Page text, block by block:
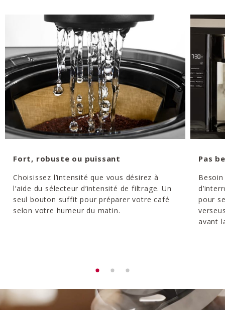
Fort, robuste ou puissant
Choisissez l’intensité que vous désirez à
l’aide du sélecteur d’intensité de filtrage. Un
seul bouton suffit pour préparer votre café
selon votre humeur du matin.
Pas
pour
avant